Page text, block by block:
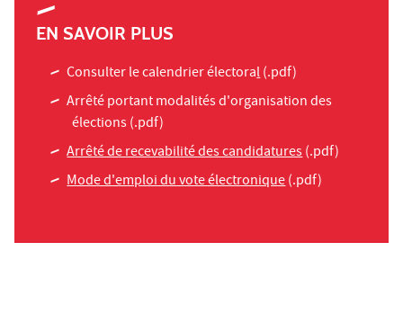
EN SAVOIR PLUS
Consulter le calendrier électoral(.pdf)
Arrêté portant modalités d'organisation des
élections(.pdf)
Arrêté de recevabilité des candidatures(.pdf)
Mode d'emploi du vote électronique(.pdf)